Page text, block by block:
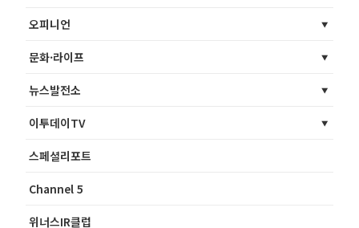
오피니언
문화·라이프
뉴스발전소
이투데이TV
스페셜리포트
Channel 5
위너스IR클럽